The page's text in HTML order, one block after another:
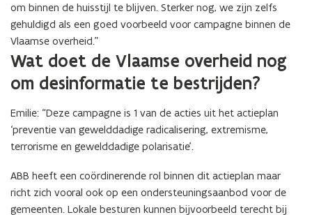
om binnen de huisstijl te blijven. Sterker nog, we zijn zelfs
gehuldigd als een goed voorbeeld voor campagne binnen de
Vlaamse overheid.”
Wat doet de Vlaamse overheid nog
om desinformatie te bestrijden?
Emilie: “Deze campagne is 1 van de acties uit het actieplan
‘preventie van gewelddadige radicalisering, extremisme,
terrorisme en gewelddadige polarisatie’.
ABB heeft een coördinerende rol binnen dit actieplan maar
richt zich vooral ook op een ondersteuningsaanbod voor de
gemeenten. Lokale besturen kunnen bijvoorbeeld terecht bij